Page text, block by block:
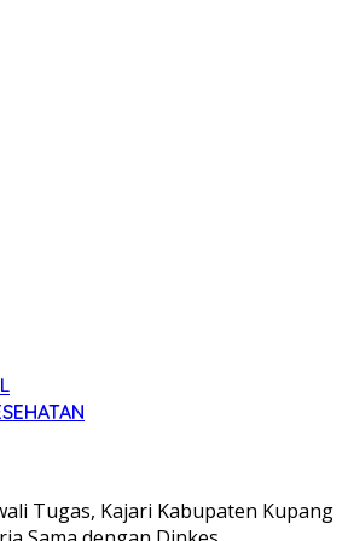
Tugas, Kajari Kabupaten Kupang